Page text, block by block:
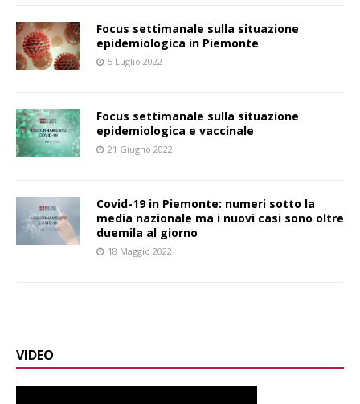
Focus settimanale sulla situazione
epidemiologica in Piemonte
5 Luglio 2022
Focus settimanale sulla situazione
epidemiologica e vaccinale
21 Giugno 2022
Covid-19 in Piemonte: numeri sotto la
media nazionale ma i nuovi casi sono oltre
duemila al giorno
18 Maggio 2022
VIDEO